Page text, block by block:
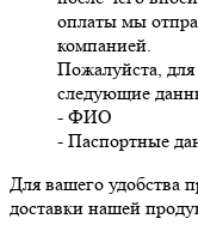
оплаты мы
компанией.
Пожалуйста, для
следующие
- ФИО
- Паспортные
Для вашего удобства
доставки нашей